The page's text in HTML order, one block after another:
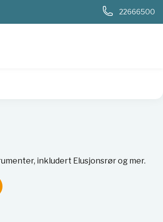
22666500
inkludert Elusjonsrør og mer.